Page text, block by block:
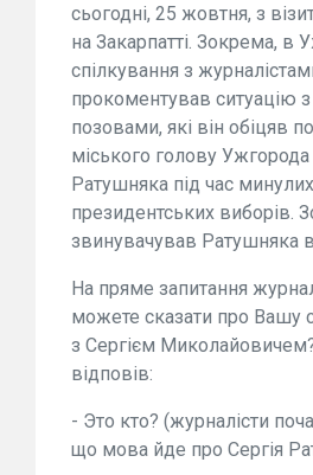
сьогодні, 25 жовтня, з
на Закарпатті. Зокрема, в
спілкування з
прокоментував ситуацію
позовами, які він обіцяв
міського голову Ужгорода
Ратушняка під час минулих
президентських виборів.
звинувачував Ратушняка в
На пряме запитання
можете сказати про Вашу
з Сергієм
відповів:
- Это кто? (журналісти
що мова йде про Сергія